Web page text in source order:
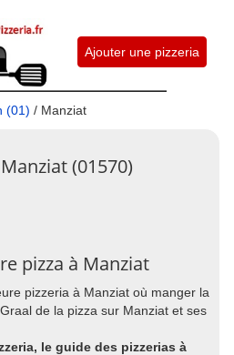
Ajouter une pizzeria
(01) / Manziat
(01570)
pizza à Manziat
pizzeria à Manziat où manger la
de la pizza sur Manziat et ses
le guide des pizzerias à